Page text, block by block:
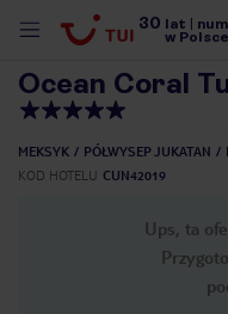
30 lat
w Polsce
Ocean Coral
MEKSYK PÓŁWYSEP JUKATAN
KOD HOTELU CUN42019
Ups, ta